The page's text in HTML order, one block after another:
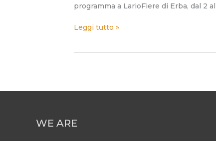
programma a LarioFiere di Erba, dal 2
Leggi tutto »
WE ARE